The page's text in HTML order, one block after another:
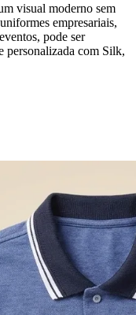
visual moderno sem
empresariais,
pode ser
personalizada com Silk,